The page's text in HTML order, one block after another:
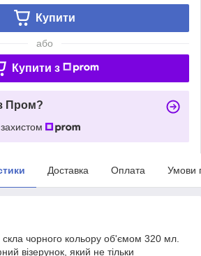
Купити
або
Купити з
Пром?
Доставка Оплата Умови
скла чорного кольору об'ємом 320 мл.
візерунок, який не тільки